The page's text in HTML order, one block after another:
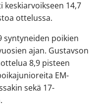
14,7
ottelussa.
syntyneiden poikien
ajan. Gustavson
8,9 pisteen
EM-
sekä 17-